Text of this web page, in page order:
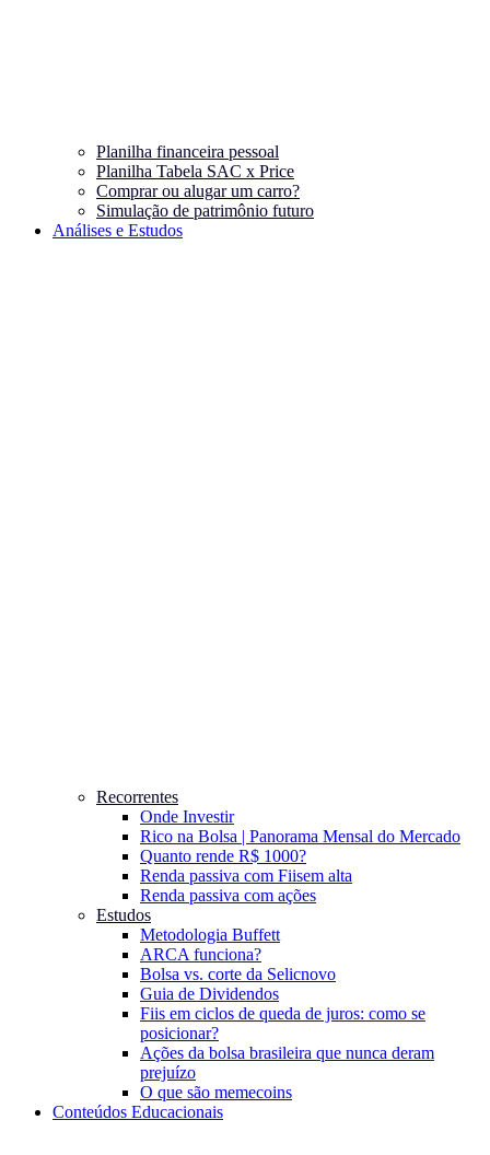
Planilha financeira pessoal
Planilha Tabela SAC x Price
Comprar ou alugar um carro?
Simulação de patrimônio futuro
Análises e Estudos
Recorrentes
Onde Investir
Rico na Bolsa | Panorama Mensal do Mercado
Quanto rende R$ 1000?
Renda passiva com Fiisem alta
Renda passiva com ações
Estudos
Metodologia Buffett
ARCA funciona?
Bolsa vs. corte da Selicnovo
Guia de Dividendos
Fiis em ciclos de queda de juros: como se
posicionar?
Ações da bolsa brasileira que nunca deram
prejuízo
O que são memecoins
Conteúdos Educacionais